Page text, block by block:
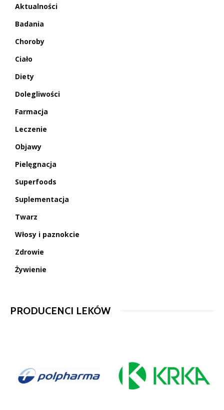
Aktualności
Badania
Choroby
Ciało
Diety
Dolegliwości
Farmacja
Leczenie
Objawy
Pielęgnacja
Superfoods
Suplementacja
Twarz
Włosy i paznokcie
Zdrowie
Żywienie
PRODUCENCI LEKÓW